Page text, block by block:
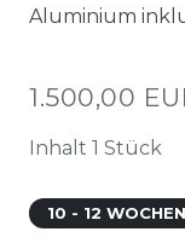
Aluminium
1.500,00
Inhalt 1 Stück
10 - 12 WOCHEN